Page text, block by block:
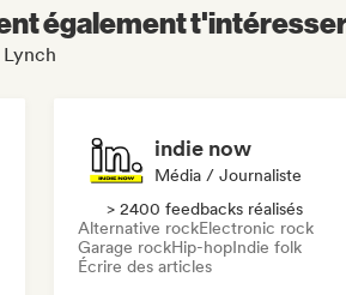
également
indie now
Média / Journaliste
> 2400 feedbacks réalisés
Alternative rockElectronic rock
Garage rockHip-hopIndie folk
Écrire des articles